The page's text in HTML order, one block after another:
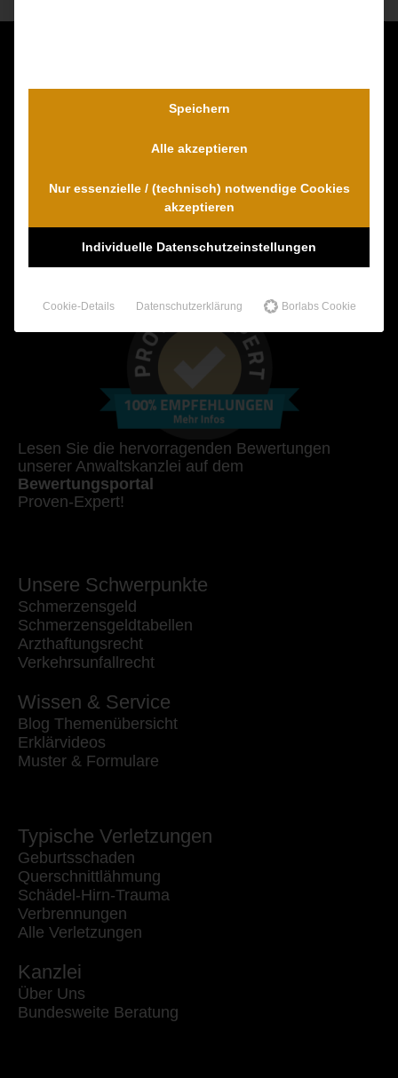
Dr. Wambach & Walter
0421 54 895 10 - Fax
info@schmerzensgeld-spezialisten.de
Zum Kontaktformular
Lesen Sie die hervorragenden Bewertungen
unserer Anwaltskanzlei auf dem
Bewertungsportal
Proven-Expert!
Unsere Schwerpunkte
Schmerzensgeld
Schmerzensgeldtabellen
Arzthaftungsrecht
Verkehrsunfallrecht
Wissen & Service
Blog Themenübersicht
Erklärvideos
Muster & Formulare
Typische Verletzungen
Geburtsschaden
Querschnittlähmung
Schädel-Hirn-Trauma
Verbrennungen
Alle Verletzungen
Kanzlei
Über Uns
Bundesweite Beratung
Speichern
Alle akzeptieren
Nur essenzielle / (technisch) notwendige Cookies
akzeptieren
Individuelle Datenschutzeinstellungen
Cookie-Details Datenschutzerklärung Borlabs Cookie